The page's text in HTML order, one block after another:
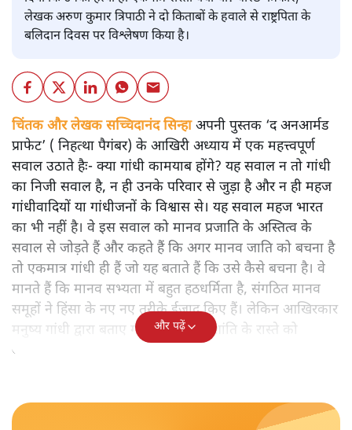
लेखक अरुण कुमार त्रिपाठी ने दो किताबों के हवाले से राष्ट्रपिता के
बलिदान दिवस पर विश्लेषण किया है।
चिंतक और लेखक सच्चिदानंद सिन्हाअपनी पुस्तक ‘द अनआर्मड
प्राफेट’ ( निहत्था पैगंबर) के आखिरी अध्याय में एक महत्त्वपूर्ण
सवाल उठाते हैः- क्या गांधी कामयाब होंगे? यह सवाल न तो गांधी
का निजी सवाल है, न ही उनके परिवार से जुड़ा है और न ही महज
गांधीवादियों या गांधीजनों के विश्वास से। यह सवाल महज भारत
का भी नहीं है। वे इस सवाल को मानव प्रजाति के अस्तित्व के
सवाल से जोड़ते हैं और कहते हैं कि अगर मानव जाति को बचना है
तो एकमात्र गांधी ही हैं जो यह बताते हैं कि उसे कैसे बचना है। वे
मानते हैं कि मानव सभ्यता में बहुत हठधर्मिता है, संगठित मानव
समूहों ने हिंसा के नए नए तरीके ईजाद किए हैं। लेकिन आखिरकार
मनुष्य गांधी द्वारा बताए गए अहिंसा और शांति के रास्ते को
अपनाएगा।
और पढ़ें